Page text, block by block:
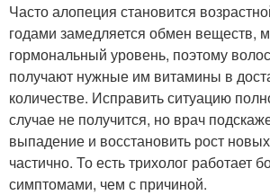
Часто алопеция становится
годами замедляется обмен веществ,
гормональный уровень, поэтому
получают нужные им витамины в
количестве. Исправить ситуацию
случае не получится, но врач
выпадение и восстановить рост
частично. То есть трихолог работает
симптомами, чем с причиной.